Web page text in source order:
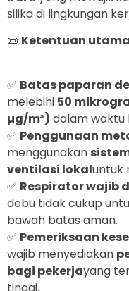
silika di lingkungan
📜 Ketentuan
✅ Batas paparan
melebihi 50
µg/m³) dalam waktu
✅ Penggunaan
menggunakan
ventilasi lokaluntuk
✅ Respirator wajib
debu tidak cukup
bawah batas aman.
✅ Pemeriksaan
wajib menyediakan
bagi pekerjayang
tinggi.